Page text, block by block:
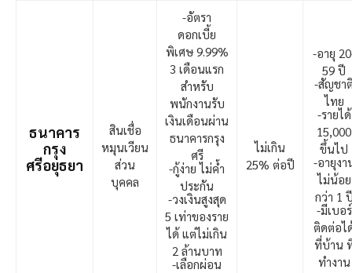
ธนาคาร
กรุง
ศรีอยุธยา
สินเชื่อ
หมุนเวียน
ส่วน
บุคคล
-อัตรา
ดอกเบี้ย
พิเศษ 9.99%
3 เดือนแรก
สำหรับ
พนักงานรับ
เงินเดือนผ่าน
ธนาคารกรุง
ศรี
-กู้ง่าย ไม่ค้ำ
ประกัน
-วงเงินสูงสุด
5 เท่าของราย
ได้ แต่ไม่เกิน
2 ล้านบาท
-เลือกผ่อน
ไม่เกิน
25% ต่อปี
-อายุ
59 ปี
-สัญชา
ไทย
-รายได้
15,000
ขึ้นไป
-อายุงา
ไม่น้อย
กว่า 1
-มีเบอร์
ติดต่อไ
ที่บ้าน
ทำงาน